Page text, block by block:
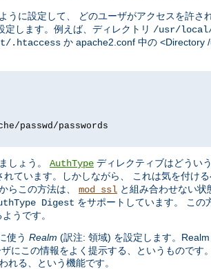
うに設定して、 どのユーザがアクセスを許さ
定します。例えば、ディレクトリ /usr/local/
.htaccess か apache2.conf 中の <Directory
passwd/passwords
しょう。 AuthType ディレクティブはどうい
れています。しかしながら、 これは気を付け
らこの方法は、 mod_ssl と組み合わせない状
Digest をサポートしています。 この
うです。
使う Realm (訳注: 領域) を設定します。
にこの情報をよく提示する、というもので
れる、という機能です。